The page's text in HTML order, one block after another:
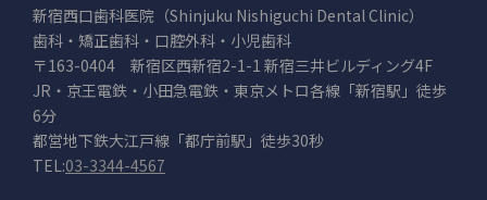
新宿西口歯科医院（Shinjuku Nishiguchi Dental Clinic）
歯科・矯正歯科・口腔外科・小児歯科
〒163-0404 新宿区西新宿2-1-1 新宿三井ビルディング4F
JR・京王電鉄・小田急電鉄・東京メトロ各線「新宿駅」徒歩
6分
都営地下鉄大江戸線「都庁前駅」徒歩30秒
TEL:03-3344-4567